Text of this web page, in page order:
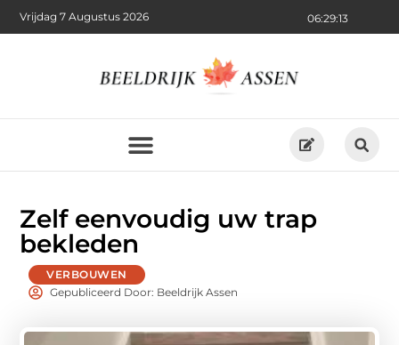
06:29:14
Vrijdag 7 Augustus 2026
Zelf eenvoudig uw trap
bekleden
VERBOUWEN
Gepubliceerd Door: Beeldrijk Assen